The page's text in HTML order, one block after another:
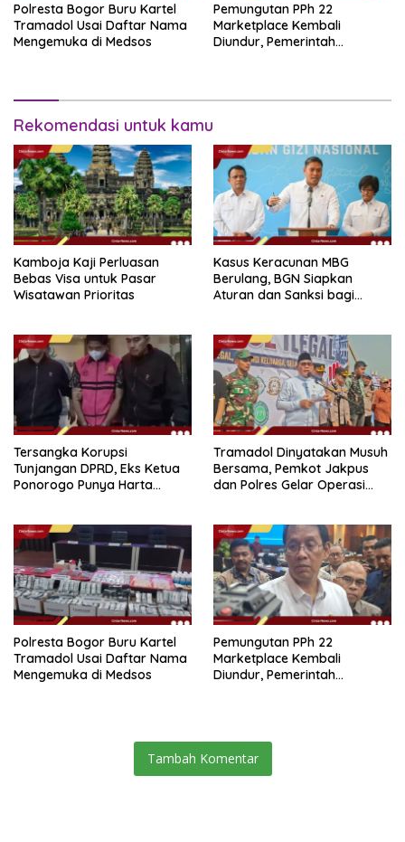
Polresta Bogor Buru Kartel
Tramadol Usai Daftar Nama
Mengemuka di Medsos
Pemungutan PPh 22
Marketplace Kembali
Diundur, Pemerintah
Rekomendasi untuk kamu
Kamboja Kaji Perluasan
Bebas Visa untuk Pasar
Wisatawan Prioritas
Kasus Keracunan MBG
Berulang, BGN Siapkan
Aturan dan Sanksi bagi
Tersangka Korupsi
Tunjangan DPRD, Eks Ketua
Ponorogo Punya Harta
Tramadol Dinyatakan Musuh
Bersama, Pemkot Jakpus
dan Polres Gelar Operasi
Polresta Bogor Buru Kartel
Tramadol Usai Daftar Nama
Mengemuka di Medsos
Pemungutan PPh 22
Marketplace Kembali
Diundur, Pemerintah
Tambah Komentar